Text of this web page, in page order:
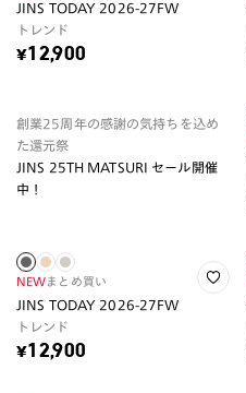
JINS TODAY 2026-27FW
トレンド
¥12,900
創業25周年の感謝の気持ちを込め
た還元祭
JINS 25TH MATSURI セール開催
中！
NEWまとめ買い
JINS TODAY 2026-27FW
トレンド
¥12,900